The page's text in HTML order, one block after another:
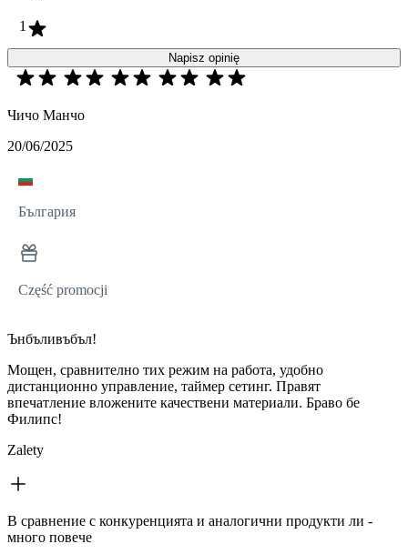
1
Napisz opinię
Чичо Манчо
20/06/2025
България
Część promocji
Ънбъливъбъл!
Мощен, сравнително тих режим на работа, удобно
дистанционно управление, таймер сетинг. Правят
впечатление вложените качествени материали. Браво бе
Филипс!
Zalety
В сравнение с конкуренцията и аналогични продукти ли -
много повече